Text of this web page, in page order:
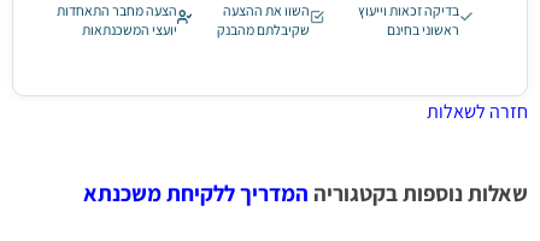
בדיקה זכאות וייעוץ
ראשוני בחינם
השוו את ההצעה
שקיבלתם מהבנק
הצעה מחבר התאחדות
יועצי המשכנתאות
חזרה לשאלות
שאלות נוספות בקטגוריה המדריך ללקיחת משכנתא